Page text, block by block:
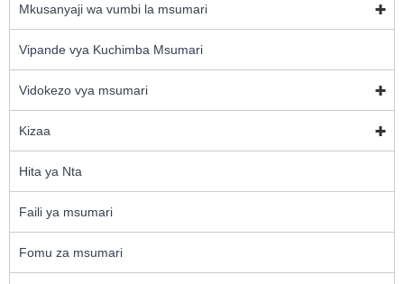
Mkusanyaji wa vumbi la msumari
Vipande vya Kuchimba Msumari
Vidokezo vya msumari
Kizaa
Hita ya Nta
Faili ya msumari
Fomu za msumari